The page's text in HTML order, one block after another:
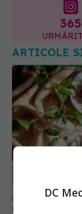
Obiceiul
caniculă
DC